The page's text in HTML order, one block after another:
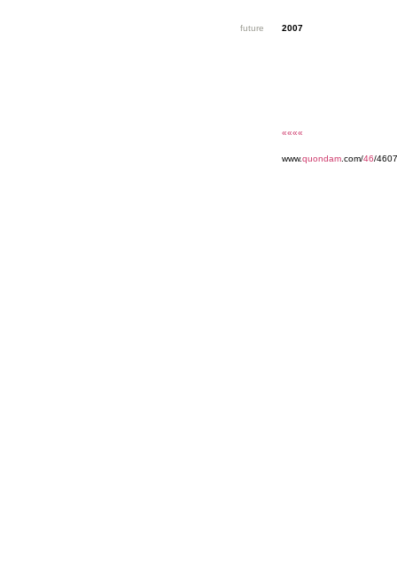
future 2007
««««
www.quondam .com/46/